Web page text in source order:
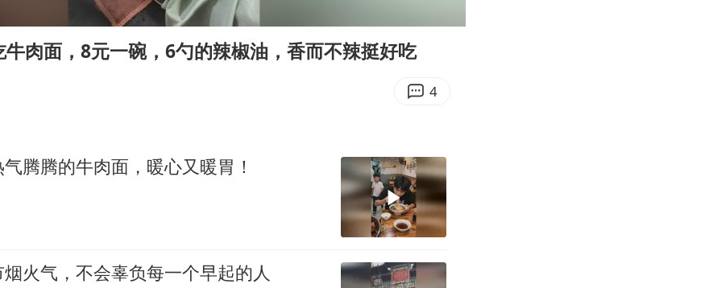
日本广岛民众举行游行反对政府行径
27岁女子成组织卖淫集团主犯被通缉
奋进开新局 实干挑大梁
肉面，8元一碗，6勺的辣椒油，香而不辣挺好吃
4
腾腾的牛肉面，暖心又暖胃！
火气，不会辜负每一个早起的人